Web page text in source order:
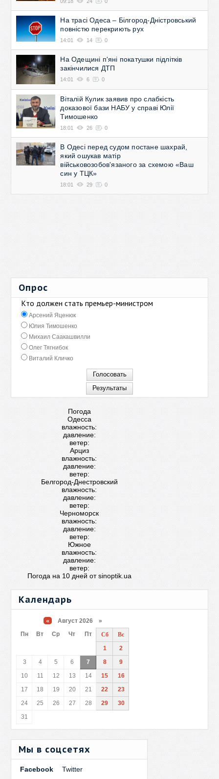
На трасі Одеса – Білгород-Дністровський
повністю перекриють рух
14:01 14 0
На Одещині п'яні покатушки підлітків
закінчилися ДТП
14:01 6 0
Віталій Кулик заявив про слабкість
доказової бази НАБУ у справі Юлії
Тимошенко
18:01 26 0
В Одесі перед судом постане шахрай,
який ошукав матір
військовозобов'язаного за схемою «Ваш
син у ТЦК»
18:01 29 0
Опрос
Кто должен стать премьер-министром
Арсений Яценюк
Юлия Тимошенко
Михаил Саакашвилли
Олег Тягнибок
Виталий Кличко
Погода
Одесса
влажность:
давление:
ветер:
Арциз
влажность:
давление:
ветер:
Белгород-Днестровский
влажность:
давление:
ветер:
Черноморск
влажность:
давление:
ветер:
Южное
влажность:
давление:
ветер:
Погода на 10 дней отsinoptik.ua
Календарь
« Август 2026 »
Пн
Вт Ср Чт Пт Сб
Вс
1
2
3
4 5 6 7 8
9
10
11 12 13 14 15
16
17
18 19 20 21 22
23
24
25 26 27 28 29
30
31
Мы в соцсетях
Facebook Twitter